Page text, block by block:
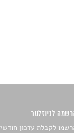
לניוזלטר
לקבלת עדכון חודשי